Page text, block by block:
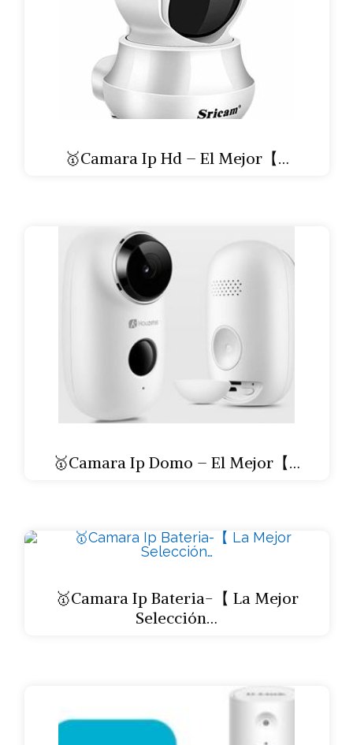
🥇Camara Ip Hd – El Mejor【…
🥇Camara Ip Domo – El Mejor【…
🥇Camara Ip Bateria-【 La Mejor
Selección…